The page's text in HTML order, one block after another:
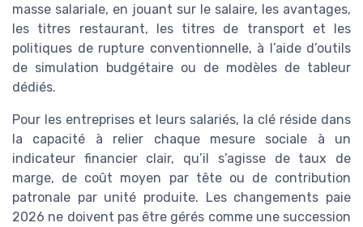
masse salariale, en jouant sur le salaire, les avantages,
les titres restaurant, les titres de transport et les
politiques de rupture conventionnelle, à l’aide d’outils
de simulation budgétaire ou de modèles de tableur
dédiés.
Pour les entreprises et leurs salariés, la clé réside dans
la capacité à relier chaque mesure sociale à un
indicateur financier clair, qu’il s’agisse de taux de
marge, de coût moyen par tête ou de contribution
patronale par unité produite. Les changements paie
2026 ne doivent pas être gérés comme une succession